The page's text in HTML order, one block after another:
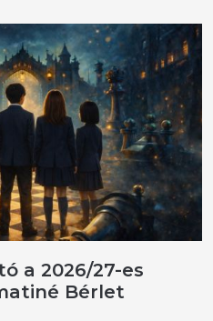
a 2026/27-es
Bérlet